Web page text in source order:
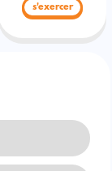
s'exercer